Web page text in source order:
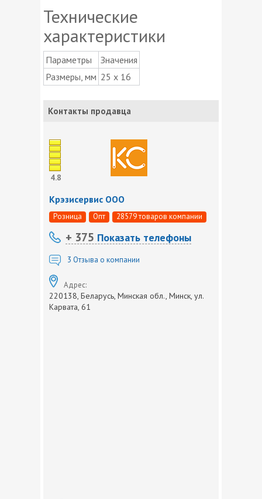
Технические
характеристики
Параметры
Значения
Размеры, мм 25 х 16
Контакты продавца
4.8
Крэзисервис ООО
Розница Опт 28579 товаров компании
+ 375 Показать телефоны
3 Отзыва о компании
Адрес:
220138, Беларусь, Минская обл., Минск, ул.
Карвата, 61